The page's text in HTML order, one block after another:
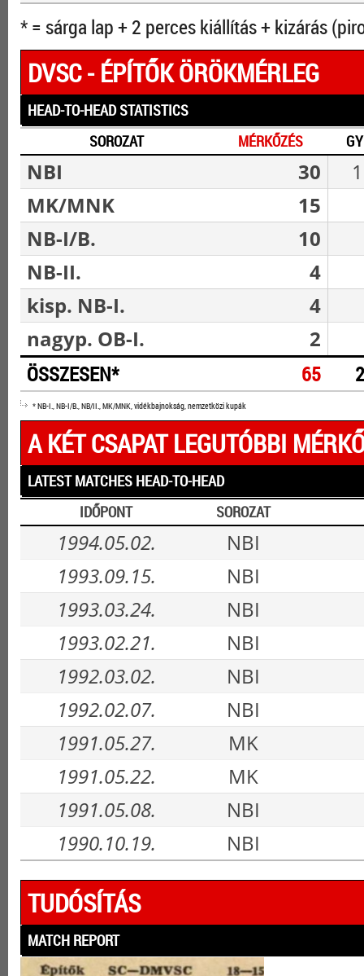
* = sárga lap + 2 perces kiállítás + kizárás
DVSC - ÉPÍTŐK ÖRÖKMÉRLEG
HEAD-TO-HEAD STATISTICS
SOROZAT
MÉRKŐZÉS GY
NBI 30
MK/MNK
15
NB-I/B.
10
NB-II.
4
kisp. NB-I.
4
nagyp. OB-I.
2
ÖSSZESEN* 65
* NB-I., NB-I/B., NB/II., MK/MNK, vidékbajnokság, nemzetközi kupák
A KÉT CSAPAT LEGUTÓBBI
LATEST MATCHES HEAD-TO-HEAD
IDŐPONT
SOROZAT
1994.05.02.
NBI
1993.09.15.
NBI
1993.03.24.
NBI
1993.02.21.
NBI
1992.03.02.
NBI
1992.02.07.
NBI
1991.05.27.
MK
1991.05.22.
MK
1991.05.08.
NBI
1990.10.19.
NBI
TUDÓSÍTÁS
MATCH REPORT